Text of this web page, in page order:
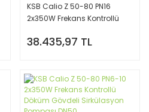
KSB Calio Z 50-80 PN16
2x350W Frekans Kontrollü
Pompası DN50
38.435,97 TL